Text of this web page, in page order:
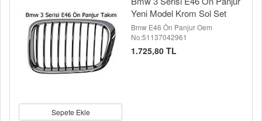
Sepete Ekle
Yeni Model Krom Sol Set
Bmw E46 Ön Panjur Oem
No:51137042961
1.725,80 TL